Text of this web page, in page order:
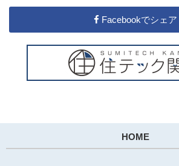
Facebookでシェア
HOME